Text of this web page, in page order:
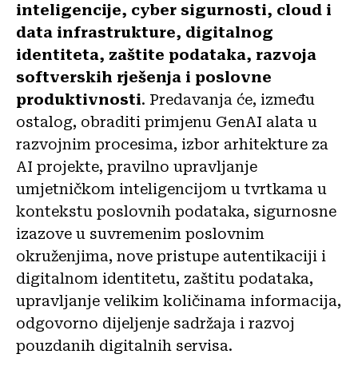
inteligencije, cyber sigurnosti, cloud i
data infrastrukture, digitalnog
identiteta, zaštite podataka, razvoja
softverskih rješenja i poslovne
produktivnosti. Predavanja će, između
ostalog, obraditi primjenu GenAI alata u
razvojnim procesima, izbor arhitekture za
AI projekte, pravilno upravljanje
umjetničkom inteligencijom u tvrtkama u
kontekstu poslovnih podataka, sigurnosne
izazove u suvremenim poslovnim
okruženjima, nove pristupe autentikaciji i
digitalnom identitetu, zaštitu podataka,
upravljanje velikim količinama informacija,
odgovorno dijeljenje sadržaja i razvoj
pouzdanih digitalnih servisa.